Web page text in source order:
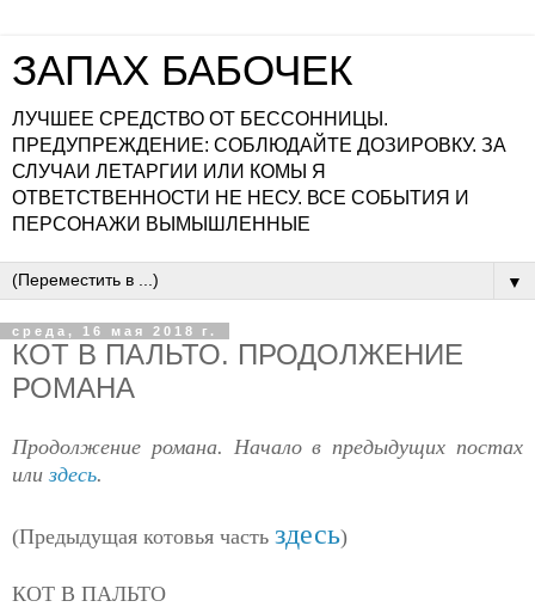
ЗАПАХ БАБОЧЕК
ЛУЧШЕЕ СРЕДСТВО ОТ БЕССОННИЦЫ.
ПРЕДУПРЕЖДЕНИЕ: СОБЛЮДАЙТЕ ДОЗИРОВКУ. ЗА
СЛУЧАИ ЛЕТАРГИИ ИЛИ КОМЫ Я
ОТВЕТСТВЕННОСТИ НЕ НЕСУ. ВСЕ СОБЫТИЯ И
ПЕРСОНАЖИ ВЫМЫШЛЕННЫЕ
▼
среда, 16 мая 2018 г.
КОТ В ПАЛЬТО. ПРОДОЛЖЕНИЕ
РОМАНА
Продолжение романа. Начало в предыдущих постах
или здесь.
(Предыдущая котовья часть здесь)
КОТ В ПАЛЬТО